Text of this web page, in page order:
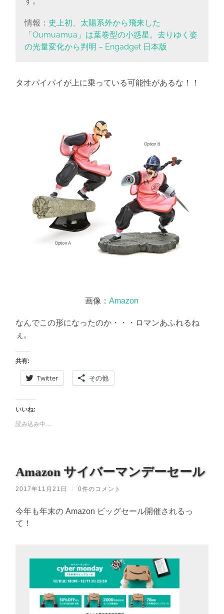
情報： 史上初、太陽系外から飛来した
「Oumuamua」は葉巻型の小惑星。去りゆく姿
の光量変化から判明 – Engadget 日本版
タオパイパイが上に乗っている可能性があるな！！
画像：Amazon
なんでこの形になったのか・・・ロマンあふれるね
ぇ。
共有:
Twitter その他
いいね:
読み込み中…
Amazon サイバーマンデーセール
2017年11月21日 / 0件のコメント
今年も年末の Amazon ビッグセール開催されるっ
て！